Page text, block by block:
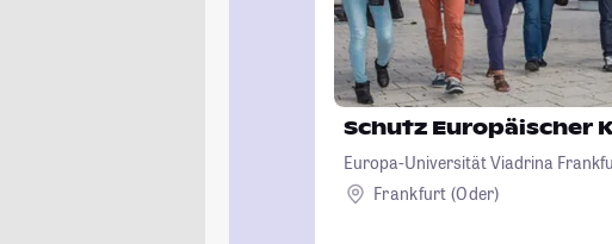
Schutz Europäischer
Europa-Universität Viadrina
Frankfurt (Oder)